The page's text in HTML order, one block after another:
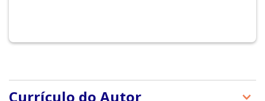
Currículo do Autor